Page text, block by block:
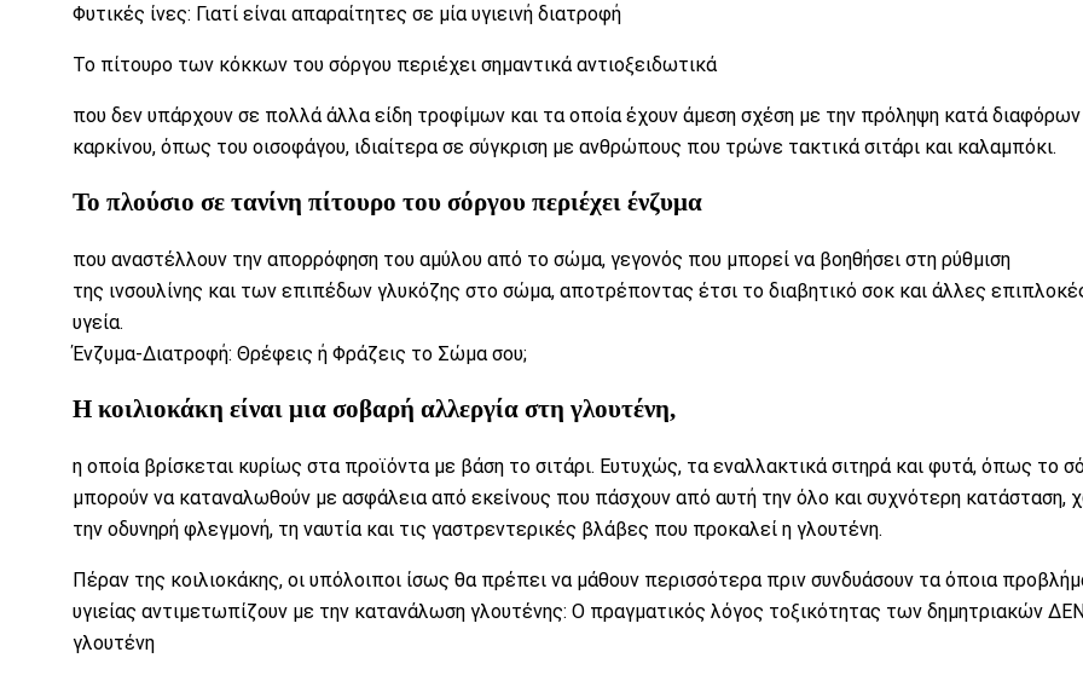
Φυτικές ίνες: Γιατί είναι απαραίτητες σε μία υγιεινή διατροφή
Το πίτουρο των κόκκων του σόργου περιέχει σημαντικά αντιοξειδωτικά
που δεν υπάρχουν σε πολλά άλλα είδη τροφίμων και τα οποία έχουν άμεση σχέση με την πρόληψη κατά
καρκίνου, όπως του οισοφάγου, ιδιαίτερα σε σύγκριση με ανθρώπους που τρώνε τακτικά σιτάρι και καλαμπόκι.
Το πλούσιο σε τανίνη πίτουρο του σόργου περιέχει ένζυμα
που αναστέλλουν την απορρόφηση του αμύλου από το σώμα, γεγονός που μπορεί να βοηθήσει στη ρύθμιση
της ινσουλίνης και των επιπέδων γλυκόζης στο σώμα, αποτρέποντας έτσι το διαβητικό σοκ και άλλες
υγεία.
Ένζυμα-Διατροφή: Θρέφεις ή Φράζεις το Σώμα σου;
Η κοιλιοκάκη είναι μια σοβαρή αλλεργία στη γλουτένη,
η οποία βρίσκεται κυρίως στα προϊόντα με βάση το σιτάρι. Ευτυχώς, τα εναλλακτικά σιτηρά και φυτά, όπως το
μπορούν να καταναλωθούν με ασφάλεια από εκείνους που πάσχουν από αυτή την όλο και συχνότερη κατάσταση,
την οδυνηρή φλεγμονή, τη ναυτία και τις γαστρεντερικές βλάβες που προκαλεί η γλουτένη.
Πέραν της κοιλιοκάκης, οι υπόλοιποι ίσως θα πρέπει να μάθουν περισσότερα πριν συνδυάσουν τα όποια
υγιείας αντιμετωπίζουν με την κατανάλωση γλουτένης: Ο πραγματικός λόγος τοξικότητας των δημητριακών ΔΕΝ
γλουτένη